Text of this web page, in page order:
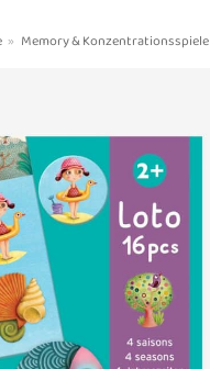
» Memory & Konzentrationsspiele